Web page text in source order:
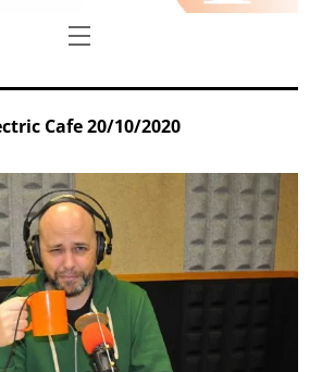
Menu
Cafe 20/10/2020